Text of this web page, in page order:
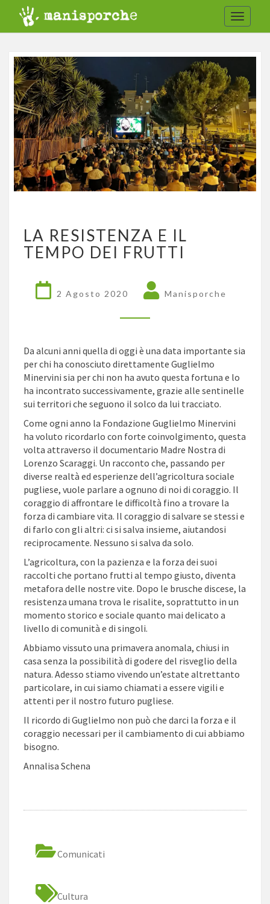
Toggle
RESISTENZA
E
IL
DEI
FRUTTI
LA RESISTENZA E IL
TEMPO DEI FRUTTI
2 Agosto 2020 Manisporche
Da alcuni anni quella di oggi è una data importante sia
per chi ha conosciuto direttamente Guglielmo
Minervini sia per chi non ha avuto questa fortuna e lo
ha incontrato successivamente, grazie alle sentinelle
sui territori che seguono il solco da lui tracciato.
Come ogni anno la Fondazione Guglielmo Minervini
ha voluto ricordarlo con forte coinvolgimento, questa
volta attraverso il documentario Madre Nostra di
Lorenzo Scaraggi. Un racconto che, passando per
diverse realtà ed esperienze dell’agricoltura sociale
pugliese, vuole parlare a ognuno di noi di coraggio. Il
coraggio di affrontare le difficoltà fino a trovare la
forza di cambiare vita. Il coraggio di salvare se stessi e
di farlo con gli altri: ci si salva insieme, aiutandosi
reciprocamente. Nessuno si salva da solo.
L’agricoltura, con la pazienza e la forza dei suoi
raccolti che portano frutti al tempo giusto, diventa
metafora delle nostre vite. Dopo le brusche discese, la
resistenza umana trova le risalite, soprattutto in un
momento storico e sociale quanto mai delicato a
livello di comunità e di singoli.
Abbiamo vissuto una primavera anomala, chiusi in
casa senza la possibilità di godere del risveglio della
natura. Adesso stiamo vivendo un’estate altrettanto
particolare, in cui siamo chiamati a essere vigili e
attenti per il nostro futuro pugliese.
Il ricordo di Guglielmo non può che darci la forza e il
coraggio necessari per il cambiamento di cui abbiamo
bisogno.
Annalisa Schena
Comunicati
Cultura